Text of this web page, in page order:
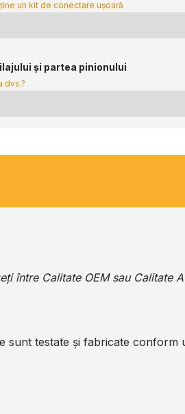
un kit de conectare ușoară
și partea pinionului
dvs.?
între Calitate OEM sau Calitate
sunt testate și fabricate conform